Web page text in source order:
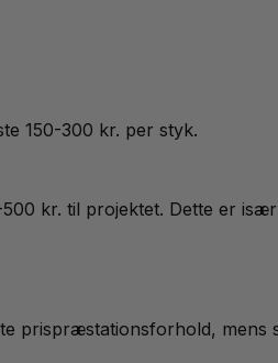
150-300 kr. per styk.
kr. til projektet. Dette er
prispræstationsforhold, mens